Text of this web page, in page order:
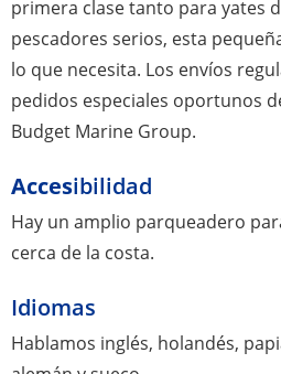
primera clase tanto para yates
pescadores serios, esta
lo que necesita. Los envíos
pedidos especiales oportunos
Budget Marine Group.
Accesibilidad
Hay un amplio parqueadero
cerca de la costa.
Idiomas
Hablamos inglés, holandés,